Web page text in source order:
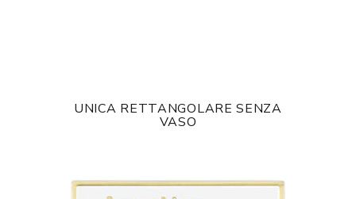
UNICA RETTANGOLARE SENZA
VASO